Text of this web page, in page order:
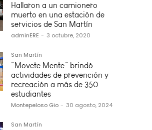
Hallaron a un camionero
muerto en una estación de
servicios de San Martín
adminERE - 3 octubre, 2020
San Martín
“Movete Mente” brindó
actividades de prevención y
recreación a más de 350
estudiantes
Montepeloso Gio - 30 agosto, 2024
San Martín